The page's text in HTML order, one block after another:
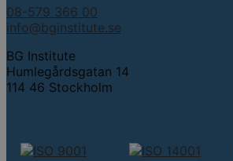
08-579 366 00
info@bginstitute.se
BG Institute
Humlegårdsgatan 14
114 46 Stockholm